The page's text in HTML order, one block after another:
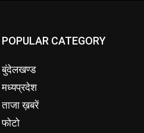
POPULAR CATEGORY
बुंदेलखण्ड
मध्यप्रदेश
ताजा ख़बरें
फोटो